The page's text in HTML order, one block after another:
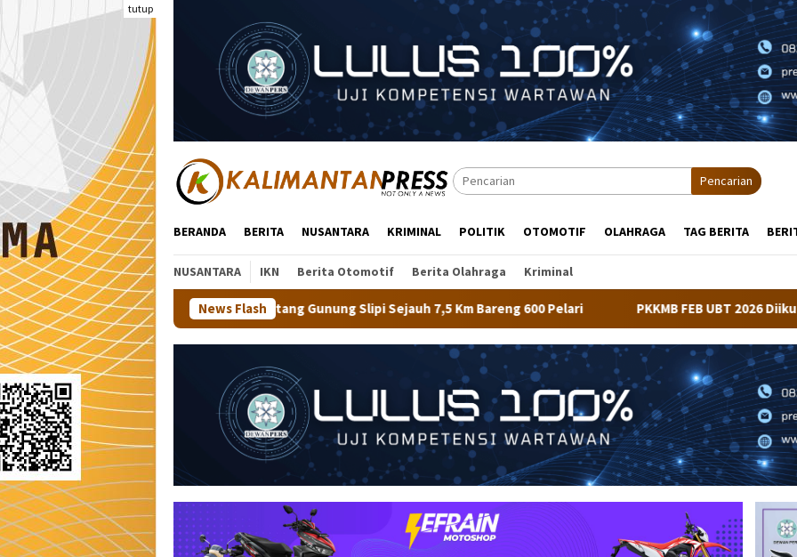
tutup
Pencarian
BERANDA BERITA NUSANTARA KRIMINAL POLITIK OTOMOTIF OLAHRAGA TAG BERITA
NUSANTARA IKN Berita Otomotif Berita Olahraga Kriminal
News Flash
Jajal Trek Menantang Gunung Slipi Sejauh 7,5 Km Bareng 600 Pelari PKKMB FEB UBT 2026 Diikuti 348 Mahasiswa,